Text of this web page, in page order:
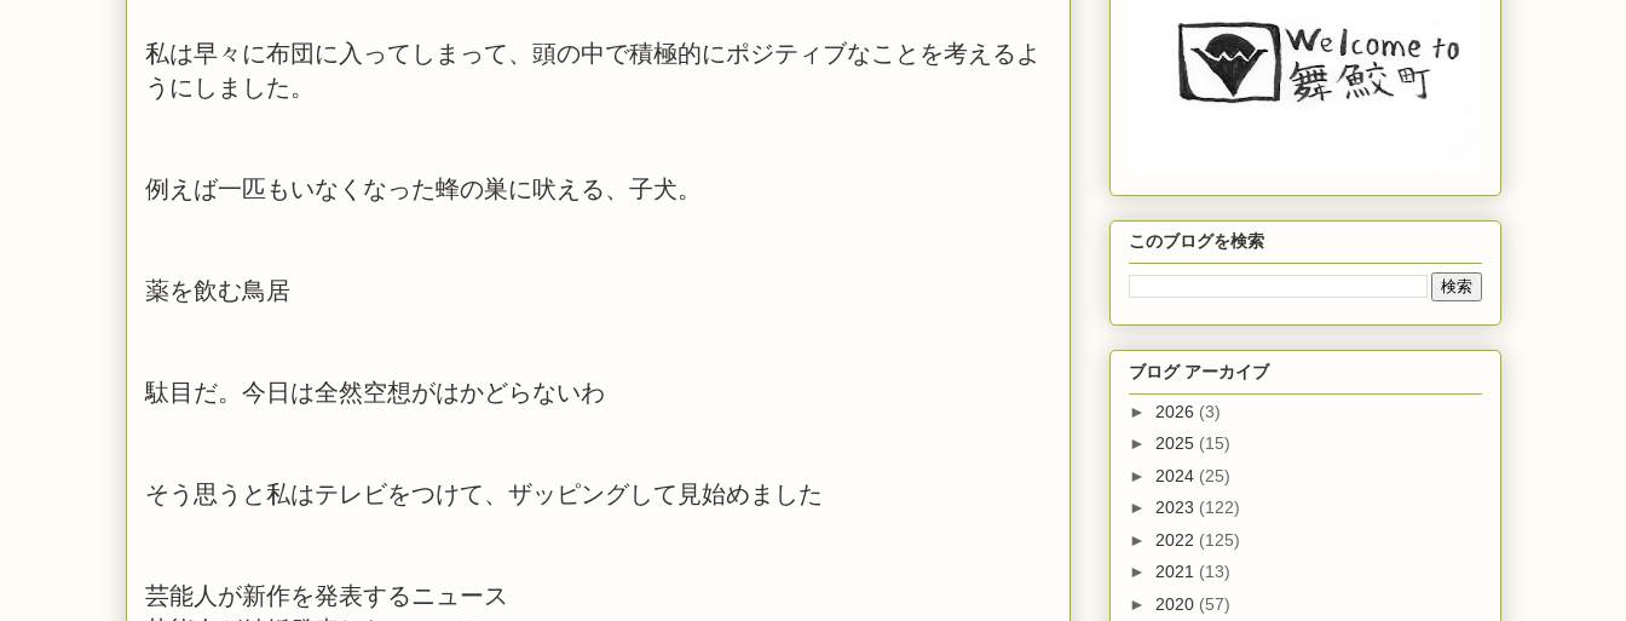
私は早々に布団に入ってしまって、頭の中で積極的にポジティブなことを考えるよ
うにしました。
例えば一匹もいなくなった蜂の巣に吠える、子犬。
薬を飲む鳥居
駄目だ。今日は全然空想がはかどらないわ
そう思うと私はテレビをつけて、ザッピングして見始めました
芸能人が新作を発表するニュース
このブログを検索
ブログ アーカイブ
► 2026 (3)
► 2025 (15)
► 2024 (25)
► 2023 (122)
► 2022 (125)
► 2021 (13)
► 2020 (57)